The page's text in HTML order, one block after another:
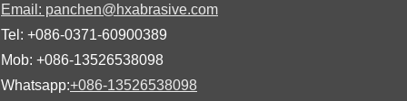
Email: panchen@hxabrasive.com
Tel: +086-0371-60900389
Mob: +086-13526538098
Whatsapp:+086-13526538098